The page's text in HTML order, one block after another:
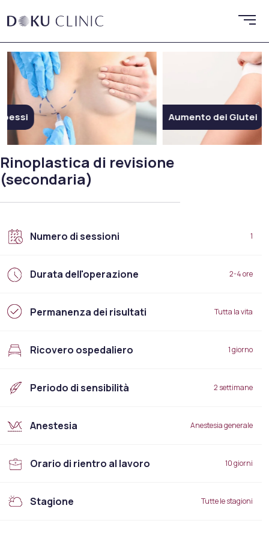
Aumento dei Glutei
Rinoplastica di revisione
(secondaria)
Numero di sessioni 1
Durata dell'operazione 2-4 ore
Permanenza dei risultati Tutta la vita
Ricovero ospedaliero 1 giorno
Periodo di sensibilità 2 settimane
Anestesia Anestesia generale
Orario di rientro al lavoro 10 giorni
Stagione Tutte le stagioni